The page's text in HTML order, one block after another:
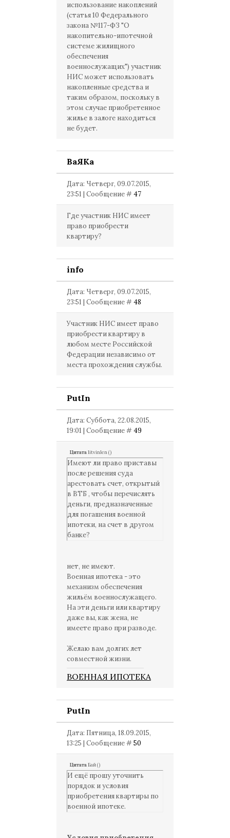
использование накоплений
(статья 10 Федерального
закона №117-ФЗ "О
накопительно-ипотечной
системе жилищного
обеспечения
военнослужащих") участник
НИС может использовать
накопленные средства и
таким образом, поскольку в
этом случае приобретенное
жилье в залоге находиться
не будет.
ВаЯКа
Дата: Четверг, 09.07.2015,
23:51 | Сообщение #47
Где участник НИС имеет
право приобрести
квартиру?
info
Дата: Четверг, 09.07.2015,
23:51 | Сообщение #48
Участник НИС имеет право
приобрести квартиру в
любом месте Российской
Федерации независимо от
места прохождения службы.
PutIn
Дата: Суббота, 22.08.2015,
19:01 | Сообщение #49
Цитатаlitvinlen()
Имеют ли право приставы
после решения суда
арестовать счет, открытый
в ВТБ , чтобы перечислять
деньги, предназначенные
для погашения военной
ипотеки, на счет в другом
банке?
нет, не имеют.
Военная ипотека - это
механизм обеспечения
жильём военнослужащего.
На эти деньги или квартиру
даже вы, как жена, не
имеете право при разводе.
Желаю вам долгих лет
совместной жизни.
ВОЕННАЯ ИПОТЕКА
PutIn
Дата: Пятница, 18.09.2015,
13:25 | Сообщение #50
ЦитатаБай()
И ещё прошу уточнить
порядок и условия
приобретения квартиры по
военной ипотеке.